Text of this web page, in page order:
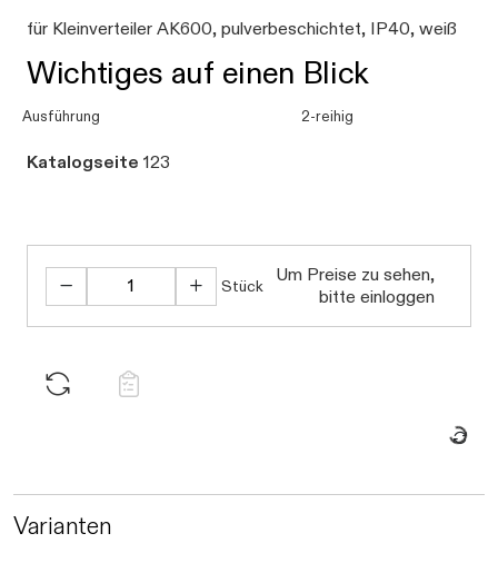
für Kleinverteiler AK600, pulverbeschichtet, IP40, weiß
Wichtiges auf einen Blick
Ausführung 2-reihig
Katalogseite 123
Stück
Um Preise zu sehen,
bitte einloggen
Varianten